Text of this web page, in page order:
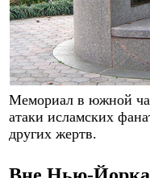
Мемориал в южной
атаки исламских
других жертв.